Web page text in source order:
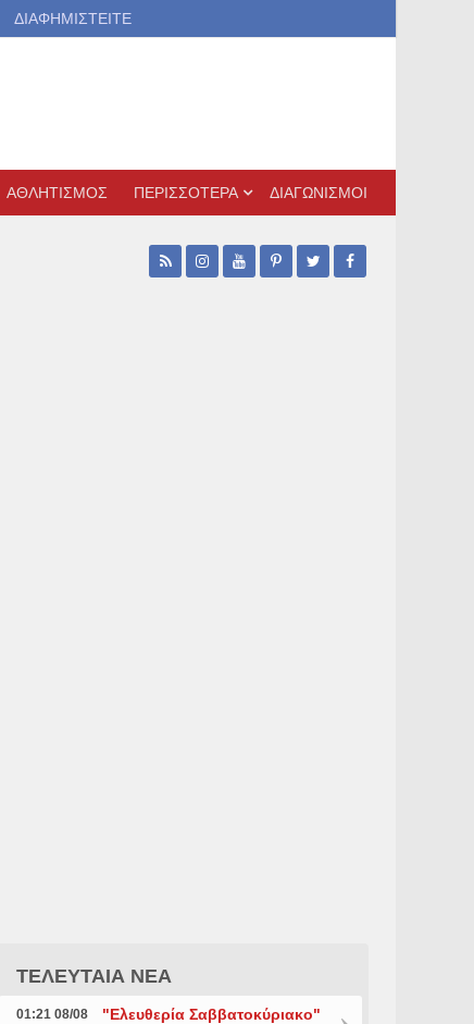
ΔΙΑΦΗΜΙΣΤΕΙΤΕ
ΑΘΛΗΤΙΣΜΟΣ ΠΕΡΙΣΣΟΤΕΡΑ ΔΙΑΓΩΝΙΣΜΟΙ
ΤΕΛΕΥΤΑΙΑ ΝΕΑ
01:21 08/08
"Ελευθερία Σαββατοκύριακο"